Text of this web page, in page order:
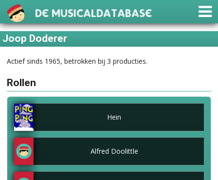
De Musicaldatabase
Joop Doderer
Actief sinds 1965, betrokken bij 3 producties.
Rollen
Hein
Alfred Doolittle